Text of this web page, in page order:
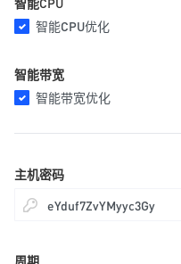
智能CPU优化
智能带宽
智能带宽优化
主机密码
周期